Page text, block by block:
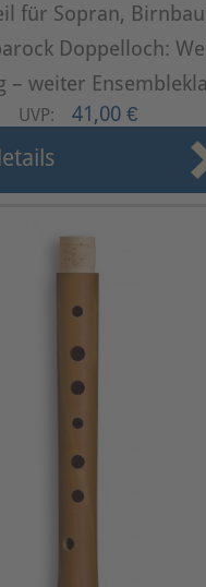
für Sopran,
Doppelloch:
– weiter
UVP: 41,00 €